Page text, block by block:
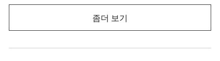
좀더 보기